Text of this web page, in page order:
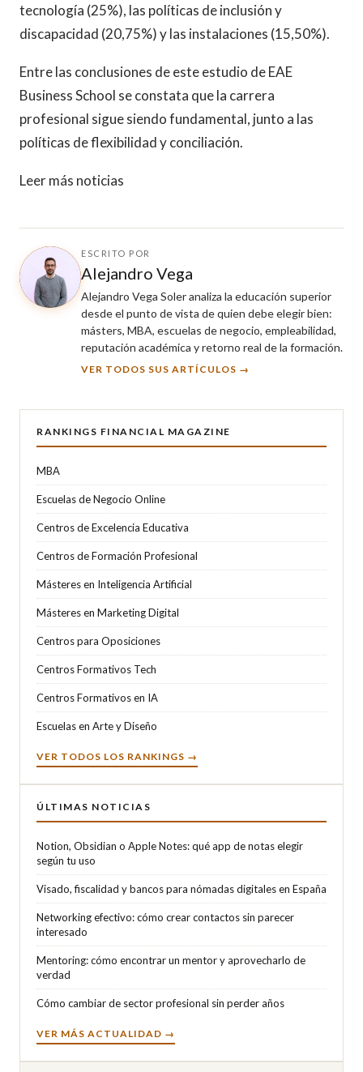
tecnología (25%), las políticas de inclusión y
discapacidad (20,75%) y las instalaciones (15,50%).
Entre las conclusiones de este estudio de EAE
Business School se constata que la carrera
profesional sigue siendo fundamental, junto a las
políticas de flexibilidad y conciliación.
Leer más noticias
ESCRITO POR
Alejandro Vega
Alejandro Vega Soler analiza la educación superior
desde el punto de vista de quien debe elegir bien:
másters, MBA, escuelas de negocio, empleabilidad,
reputación académica y retorno real de la formación.
VER TODOS SUS ARTÍCULOS →
RANKINGS FINANCIAL MAGAZINE
MBA
Escuelas de Negocio Online
Centros de Excelencia Educativa
Centros de Formación Profesional
Másteres en Inteligencia Artificial
Másteres en Marketing Digital
Centros para Oposiciones
Centros Formativos Tech
Centros Formativos en IA
Escuelas en Arte y Diseño
VER TODOS LOS RANKINGS →
ÚLTIMAS NOTICIAS
Notion, Obsidian o Apple Notes: qué app de notas elegir
según tu uso
Visado, fiscalidad y bancos para nómadas digitales en España
Networking efectivo: cómo crear contactos sin parecer
interesado
Mentoring: cómo encontrar un mentor y aprovecharlo de
verdad
Cómo cambiar de sector profesional sin perder años
VER MÁS ACTUALIDAD →